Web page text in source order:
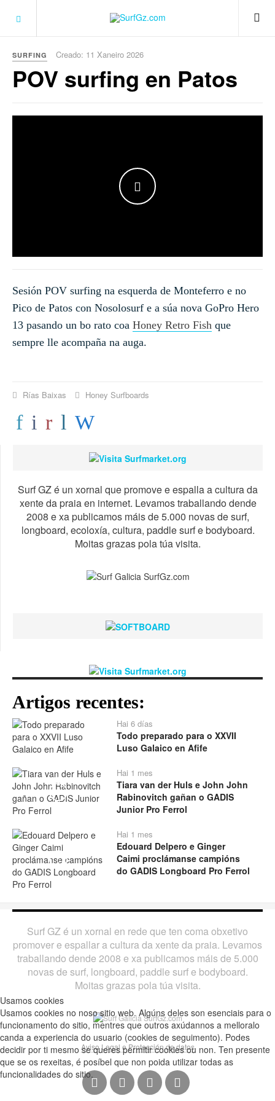
SURFING Creado: 11 Xaneiro 2026
POV surfing en Patos
WATCH THE VIDEO
Sesión POV surfing na esquerda de Monteferro e no
Pico de Patos con Nosolosurf e a súa nova GoPro Hero
13 pasando un bo rato coa Honey Retro Fish que
sempre lle acompaña na auga.
Rías Baixas Honey Surfboards
Surf GZ é un xornal que promove e espalla a cultura da
xente da praia en internet. Levamos traballando dende
2008 e xa publicamos máis de 5.000 novas de surf,
longboard, ecoloxía, cultura, paddle surf e bodyboard.
Moitas grazas pola túa visita.
Artigos recentes:
Hai 6 días
Todo preparado para o XXVII
Luso Galaico en Afife
Hai 1 mes
Tiara van der Huls e John John
Rabinovitch gañan o GADIS
Junior Pro Ferrol
Play
Hai 1 mes
Edouard Delpero e Ginger
Caimi proclámanse campións
do GADIS Longboard Pro Ferrol
Surf GZ é un xornal en rede que ten coma obxetivo
promover e espallar a cultura da xente da praia. Levamos
traballando dende 2008 e xa publicamos máis de 5.000
novas de surf, longboard, paddle surf e bodyboard.
Moitas grazas pola túa visita.
Aviso Legal e Protección de datos
Usamos cookies
Usamos cookies no noso sitio web. Algúns deles son esenciais para o
funcionamento do sitio, mentres que outros axúdannos a melloralo
canda a experiencia do usuario (cookies de seguimento). Podes
decidir por ti mesmo se queres permitir cookies ou non. Ten presente
que se os rexeitas, é posíbel que non poida utilizar todas as
funcionalidades do sitio.